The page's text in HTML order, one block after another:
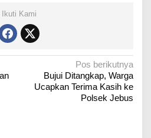
Ikuti Kami
Pos berikutnya
Bujui Ditangkap, Warga
Ucapkan Terima Kasih ke
Polsek Jebus